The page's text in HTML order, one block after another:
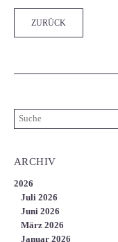
ZURÜCK
ARCHIV
2026
Juli 2026
Juni 2026
März 2026
Januar 2026